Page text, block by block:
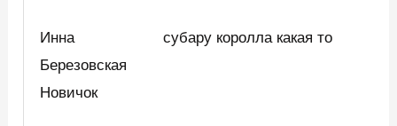
Инна
Березовская
Новичок
субару королла какая то